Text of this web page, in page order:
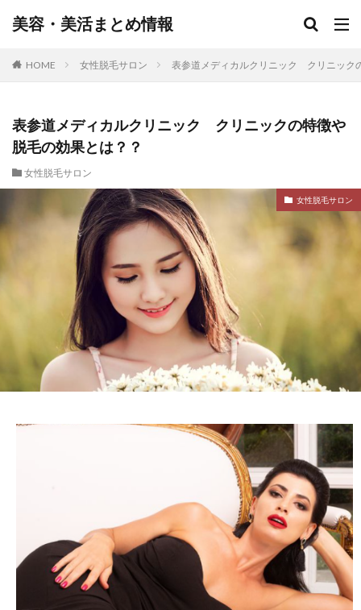
美容・美活まとめ情報
HOME 女性脱毛サロン 表参道メディカルクリニック クリニック
表参道メディカルクリニック クリニックの特徴や
脱毛の効果とは？？
女性脱毛サロン
女性脱毛サロン